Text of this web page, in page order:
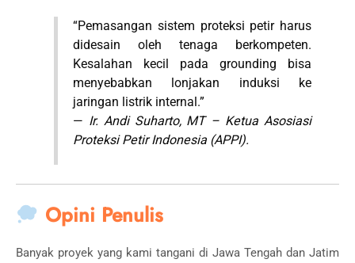
“Pemasangan sistem proteksi petir harus
didesain oleh tenaga berkompeten.
Kesalahan kecil pada grounding bisa
menyebabkan lonjakan induksi ke
jaringan listrik internal.”
— Ir. Andi Suharto, MT – Ketua Asosiasi
Proteksi Petir Indonesia (APPI).
Opini Penulis
Banyak proyek yang kami tangani di Jawa Tengah dan Jatim